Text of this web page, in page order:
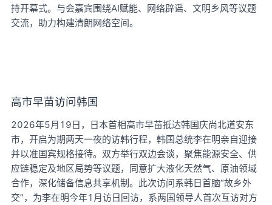
持开幕式。与会嘉宾围绕AI赋能、网络辟谣、文明乡风等议题
交流，助力构建清朗网络空间。
高市早苗访问韩国
2026年5月19日，日本首相高市早苗抵达韩国庆尚北道安东
市，开启为期两天一夜的访韩行程，韩国总统李在明亲自迎接
并以准国宾规格接待。双方举行双边会谈，聚焦能源安全、供
应链稳定及地区局势等议题，同意扩大液化天然气、原油领域
合作，深化储备信息共享机制。此次访问系韩日首脑“故乡外
交”，为李在明今年1月访日回访，系两国领导人首次互访对方